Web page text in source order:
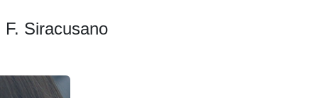
Siracusano